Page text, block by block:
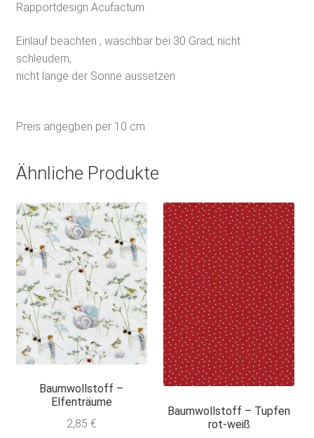
Rapportdesign Acufactum.
Einlauf beachten , waschbar bei 30 Grad, nicht
schleudern,
nicht lange der Sonne aussetzen
Preis angegben per 10 cm
Ähnliche Produkte
Baumwollstoff –
Elfenträume
2,85 €
Baumwollstoff – Tupfen
rot-weiß